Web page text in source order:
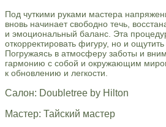
Под чуткими руками мастера
вновь начинает свободно течь,
и эмоциональный баланс. Эта
откорректировать фигуру, но и
Погружаясь в атмосферу заботы и
гармонию с собой и окружающим
к обновлению и легкости.
Салон: Doubletree by Hilton
Мастер: Тайский мастер